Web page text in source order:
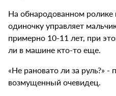
На обнародованном
одиночку управляет
примерно 10-11 лет, при
ли в машине кто-то еще.
«Не рановато ли за руль?» -
возмущенный очевидец.